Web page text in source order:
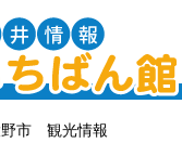
野市 観光情報